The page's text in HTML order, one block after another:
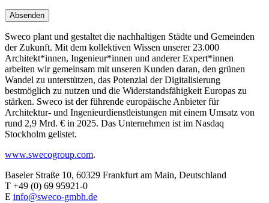
Absenden
Sweco plant und gestaltet die nachhaltigen Städte und Gemeinden
der Zukunft. Mit dem kollektiven Wissen unserer 23.000
Architekt*innen, Ingenieur*innen und anderer Expert*innen
arbeiten wir gemeinsam mit unseren Kunden daran, den grünen
Wandel zu unterstützen, das Potenzial der Digitalisierung
bestmöglich zu nutzen und die Widerstandsfähigkeit Europas zu
stärken. Sweco ist der führende europäische Anbieter für
Architektur- und Ingenieurdienstleistungen mit einem Umsatz von
rund 2,9 Mrd. € in 2025. Das Unternehmen ist im Nasdaq
Stockholm gelistet.
www.swecogroup.com.
Baseler Straße 10, 60329 Frankfurt am Main, Deutschland
T +49 (0) 69 95921-0
E info@sweco-gmbh.de